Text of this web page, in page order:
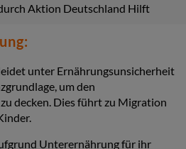
Aktion Deutschland Hilft
unter Ernährungsunsicherheit
um den
decken. Dies führt zu Migration
Unterernährung für ihr